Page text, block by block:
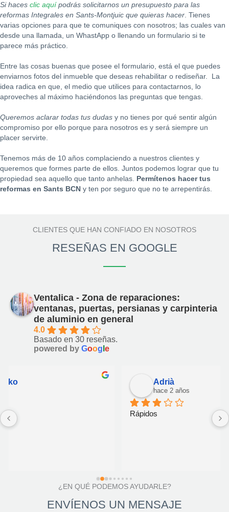
Si haces clic aquípodrás solicitarnos un presupuesto para las
reformas Integrales en Sants-Montjuic que quieras hacer . Tienes
varias opciones para que te comuniques con nosotros; las cuales van
desde una llamada, un WhastApp o llenando un formulario si te
parece más práctico.
Entre las cosas buenas que posee el formulario, está el que puedes
enviarnos fotos del inmueble que deseas rehabilitar o rediseñar. La
idea radica en que, el medio que utilices para contactarnos, lo
aproveches al máximo haciéndonos las preguntas que tengas.
Queremos aclarar todas tus dudas y no tienes por qué sentir algún
compromiso por ello porque para nosotros es y será siempre un
placer servirte.
Tenemos más de 10 años complaciendo a nuestros clientes y
queremos que formes parte de ellos. Juntos podemos lograr que tu
propiedad sea aquello que tanto anhelas. Permítenos hacer tus
reformas en Sants BCN y ten por seguro que no te arrepentirás.
CLIENTES QUE HAN CONFIADO EN NOSOTROS
RESEÑAS EN GOOGLE
Ventalica - Zona de reparaciones:
ventanas, puertas, persianas y carpinteria
de aluminio en general
4.0
Basado en 30 reseñas.
powered by Goog e
¿EN QUÉ PODEMOS AYUDARLE?
ENVÍENOS UN MENSAJE